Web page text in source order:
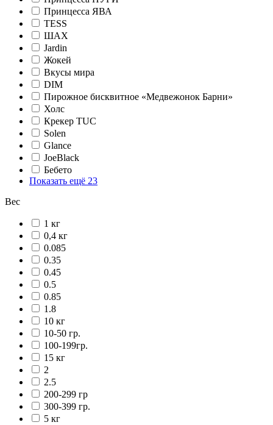
Принцесса ЯВА
TESS
ШАХ
Jardin
Жокей
Вкусы мира
DIM
Пирожное бисквитное «Медвежонок Барни»
Холс
Крекер TUC
Solen
Glance
JoeBlack
Бебето
Показать ещё 23
Вес
1 кг
0,4 кг
0.085
0.35
0.45
0.5
0.85
1.8
10 кг
10-50 гр.
100-199гр.
15 кг
2
2.5
200-299 гр
300-399 гр.
5 кг